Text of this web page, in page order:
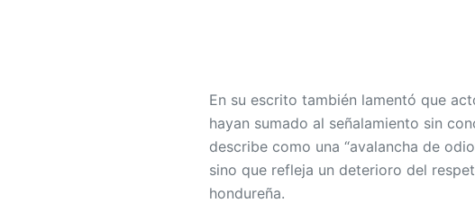
En su escrito también lamentó que
hayan sumado al señalamiento sin
describe como una “avalancha de
sino que refleja un deterioro del
hondureña.